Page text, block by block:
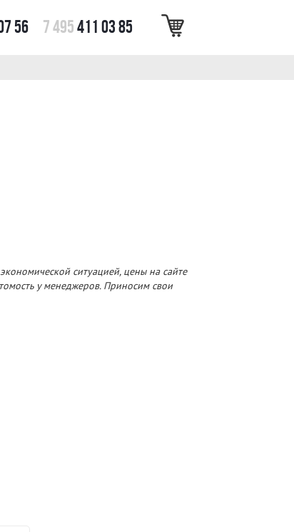
56 7 495411 03 85
ситуацией, цены на сайте
у менеджеров. Приносим свои